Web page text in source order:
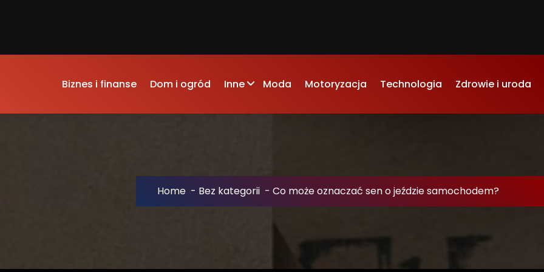
Biznes i finanse Dom i ogród Inne Moda Motoryzacja Technologia Zdrowie i uroda
Home - Bez kategorii - Co może oznaczać sen o jeździe samochodem?